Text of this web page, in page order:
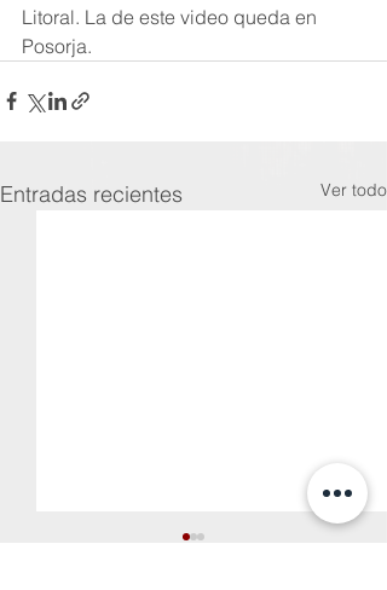
Litoral. La de este video queda en
Posorja.
Entradas recientes Ver todo